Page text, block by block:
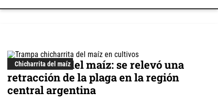
Chicharrita del maíz
Chicharrita del maíz: se relevó una
retracción de la plaga en la región
central argentina